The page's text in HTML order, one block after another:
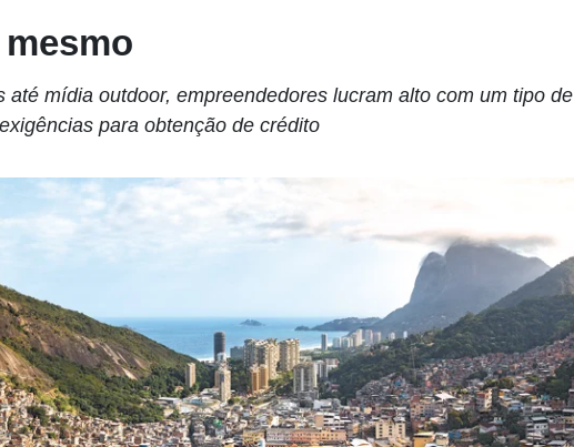
até mídia outdoor, empreendedores lucram alto com um tipo de
para obtenção de crédito